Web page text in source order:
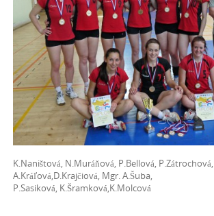
K.Naništová, N.Muráňová, P.Bellová, P.Zátrochová,
A.Kráľová,D.Krajčiová, Mgr. A.Šuba,
P.Sasiková, K.Šramková,K.Molcová